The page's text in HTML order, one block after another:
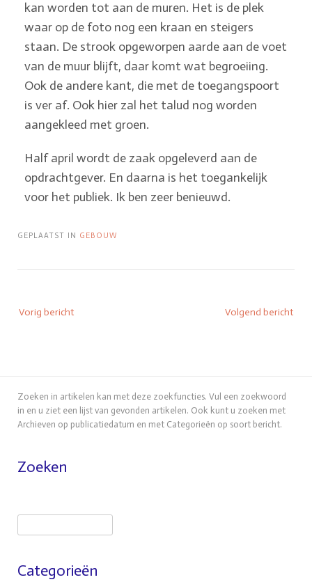
kan worden tot aan de muren. Het is de plek
waar op de foto nog een kraan en steigers
staan. De strook opgeworpen aarde aan de voet
van de muur blijft, daar komt wat begroeiing.
Ook de andere kant, die met de toegangspoort
is ver af. Ook hier zal het talud nog worden
aangekleed met groen.
Half april wordt de zaak opgeleverd aan de
opdrachtgever. En daarna is het toegankelijk
voor het publiek. Ik ben zeer benieuwd.
GEPLAATST IN GEBOUW
Vorig bericht Volgend bericht
Zoeken in artikelen kan met deze zoekfuncties. Vul een zoekwoord
in en u ziet een lijst van gevonden artikelen. Ook kunt u zoeken met
Archieven op publicatiedatum en met Categorieën op soort bericht.
Zoeken
Categorieën